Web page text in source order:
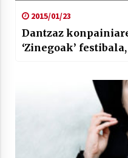
2015/01/23
Dantzaz
‘Zinegoak’